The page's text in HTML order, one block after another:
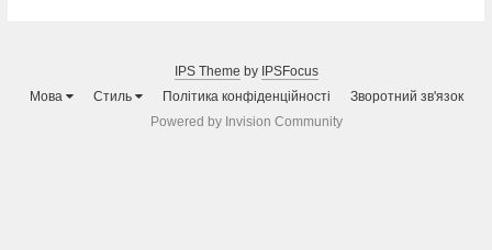
IPS Theme by IPSFocus
Мова
Стиль Політика конфіденційності
Зворотний зв'язок
Powered by Invision Community